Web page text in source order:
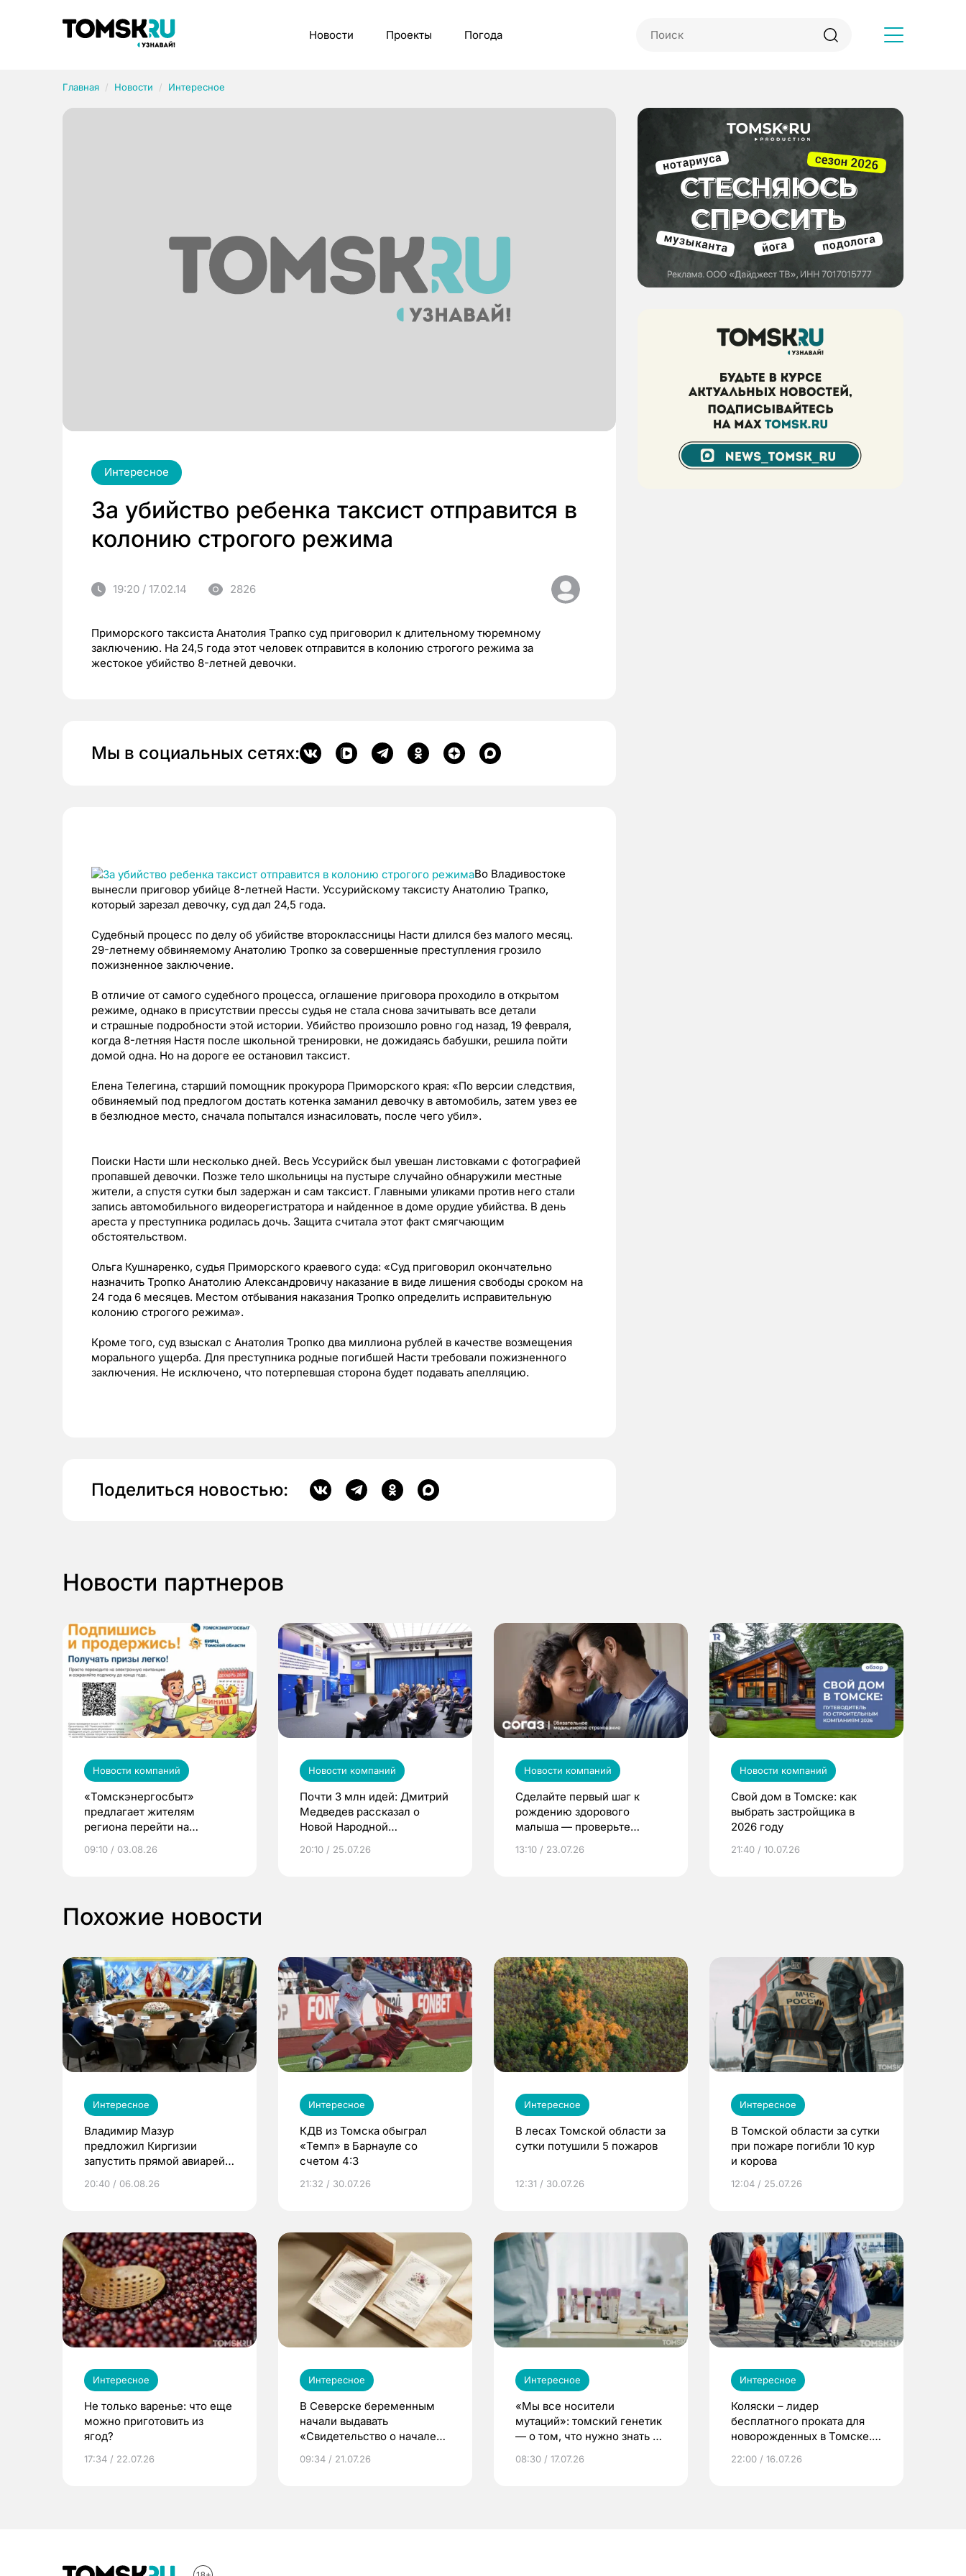
Новости Проекты Погода
Главная Новости Интересное
Интересное
За убийство ребенка таксист отправится в
колонию строгого режима
19:20 / 17.02.14 2826
Приморского таксиста Анатолия Трапко суд приговорил к длительному тюремному
заключению. На 24,5 года этот человек отправится в колонию строгого режима за
жестокое убийство 8-летней девочки.
Мы в социальных сетях:
Во Владивостоке
вынесли приговор убийце 8-летней Насти. Уссурийскому таксисту Анатолию Трапко,
который зарезал девочку, суд дал 24,5 года.
Судебный процесс по делу об убийстве второклассницы Насти длился без малого месяц.
29-летнему обвиняемому Анатолию Тропко за совершенные преступления грозило
пожизненное заключение.
В отличие от самого судебного процесса, оглашение приговора проходило в открытом
режиме, однако в присутствии прессы судья не стала снова зачитывать все детали
и страшные подробности этой истории. Убийство произошло ровно год назад, 19 февраля,
когда 8-летняя Настя после школьной тренировки, не дожидаясь бабушки, решила пойти
домой одна. Но на дороге ее остановил таксист.
Елена Телегина, старший помощник прокурора Приморского края: «По версии следствия,
обвиняемый под предлогом достать котенка заманил девочку в автомобиль, затем увез ее
в безлюдное место, сначала попытался изнасиловать, после чего убил».
Поиски Насти шли несколько дней. Весь Уссурийск был увешан листовками с фотографией
пропавшей девочки. Позже тело школьницы на пустыре случайно обнаружили местные
жители, а спустя сутки был задержан и сам таксист. Главными уликами против него стали
запись автомобильного видеорегистратора и найденное в доме орудие убийства. В день
ареста у преступника родилась дочь. Защита считала этот факт смягчающим
обстоятельством.
Ольга Кушнаренко, судья Приморского краевого суда: «Суд приговорил окончательно
назначить Тропко Анатолию Александровичу наказание в виде лишения свободы сроком на
24 года 6 месяцев. Местом отбывания наказания Тропко определить исправительную
колонию строгого режима».
Кроме того, суд взыскал с Анатолия Тропко два миллиона рублей в качестве возмещения
морального ущерба. Для преступника родные погибшей Насти требовали пожизненного
заключения. Не исключено, что потерпевшая сторона будет подавать апелляцию.
Поделиться новостью:
Новости партнеров
Новости компаний
«Томскэнергосбыт»
предлагает жителям
региона перейти на
выиграть призы
09:10 / 03.08.26
Новости компаний
Почти 3 млн идей: Дмитрий
Медведев рассказал о
Новой Народной
20:10 / 25.07.26
Новости компаний
Сделайте первый шаг к
рождению здорового
малыша — проверьте
по ОМС!
13:10 / 23.07.26
Новости компаний
Свой дом в Томске: как
выбрать застройщика в
2026 году
21:40 / 10.07.26
Похожие новости
Интересное
Владимир Мазур
предложил Киргизии
запустить прямой авиарейс
20:40 / 06.08.26
Интересное
КДВ из Томска обыграл
«Темп» в Барнауле со
счетом 4:3
21:32 / 30.07.26
Интересное
В лесах Томской области за
сутки потушили 5 пожаров
12:31 / 30.07.26
Интересное
В Томской области за сутки
при пожаре погибли 10 кур
и корова
12:04 / 25.07.26
Интересное
Не только варенье: что еще
можно приготовить из
ягод?
17:34 / 22.07.26
Интересное
В Северске беременным
начали выдавать
«Свидетельство о начале
09:34 / 21.07.26
Интересное
«Мы все носители
мутаций»: томский генетик
— о том, что нужно знать до
08:30 / 17.07.26
Интересное
Коляски – лидер
бесплатного проката для
новорожденных в Томске.
22:00 / 16.07.26
Рубрики